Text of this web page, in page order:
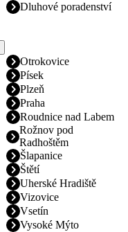
Dluhové poradenství
Otrokovice
Písek
Plzeň
Praha
Roudnice nad Labem
Rožnov pod
Radhoštěm
Šlapanice
Štětí
Uherské Hradiště
Vizovice
Vsetín
Vysoké Mýto